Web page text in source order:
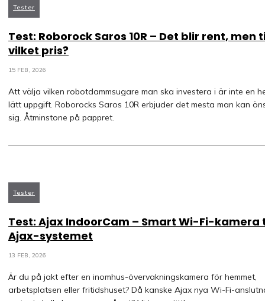
Tester
Test: Roborock Saros 10R – Det blir rent, men
vilket pris?
15 FEB, 2026
Att välja vilken robotdammsugare man ska investera i är inte en
lätt uppgift. Roborocks Saros 10R erbjuder det mesta man kan
sig. Åtminstone på pappret.
Tester
Test: Ajax IndoorCam – Smart Wi-Fi-kamera
Ajax-systemet
13 FEB, 2026
Är du på jakt efter en inomhus-övervakningskamera för hemmet,
arbetsplatsen eller fritidshuset? Då kanske Ajax nya Wi-Fi-